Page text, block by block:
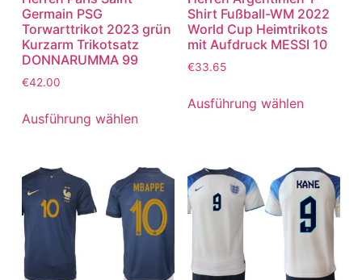
Germain PSG
Torwarttrikot 2023 grün
Kurzarm Trikotsatz
DONNARUMMA 99
€42.00
Ausführung wählen
Shirt Fußball-WM 2022
World Cup Heimtrikots
mit Aufdruck MESSI 10
€33.65
Ausführung wählen